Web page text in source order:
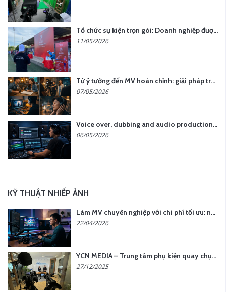
Tổ chức sự kiện trọn gói: Doanh nghiệp được gì khi chọn đơn vị chuyên nghiệp?
11/05/2026
Từ ý tưởng đến MV hoàn chỉnh: giải pháp trọn gói tại YCN Media
07/05/2026
Voice over, dubbing and audio production services in Vietnam for global content
06/05/2026
KỸ THUẬT NHIẾP ẢNH
Làm MV chuyên nghiệp với chi phí tối ưu: nên chọn quay thực tế hay video AI?
22/04/2026
YCN MEDIA – Trung tâm phụ kiện quay chụp tại Hà Nội
27/12/2025